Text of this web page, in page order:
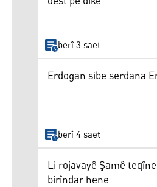
berî 3 saet
Erdogan sibe serdana
berî 4 saet
Li rojavayê Şamê
birîndar hene